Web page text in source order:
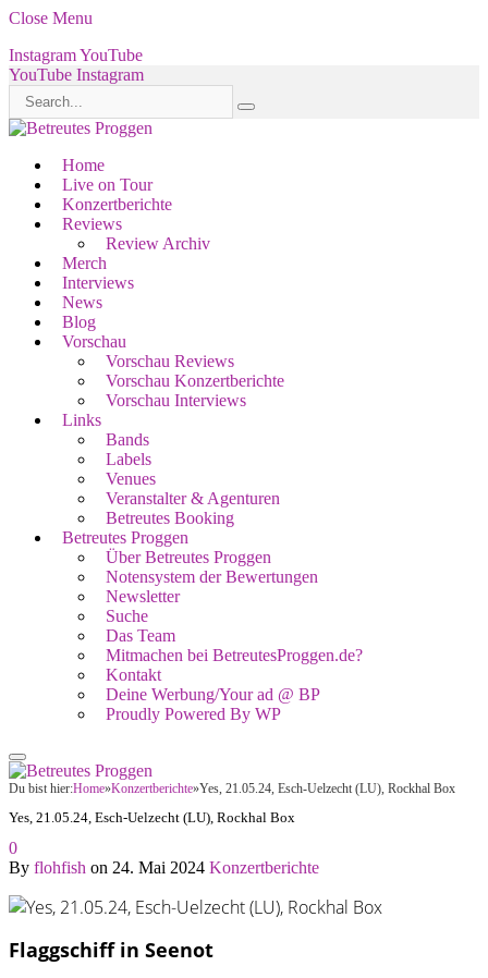
Close Menu
InstagramYouTube
YouTube Instagram
Home
Live on Tour
Konzertberichte
Reviews
Review Archiv
Merch
Interviews
News
Blog
Vorschau
Vorschau Reviews
Vorschau Konzertberichte
Vorschau Interviews
Links
Bands
Labels
Venues
Veranstalter & Agenturen
Betreutes Booking
Betreutes Proggen
Über Betreutes Proggen
Notensystem der Bewertungen
Newsletter
Suche
Das Team
Mitmachen bei BetreutesProggen.de?
Kontakt
Deine Werbung/Your ad @ BP
Proudly Powered By WP
Du bist hier:Home»Konzertberichte»Yes, 21.05.24, Esch-Uelzecht (LU), Rockhal Box
Yes, 21.05.24, Esch-Uelzecht (LU), Rockhal Box
0
By flohfish on 24. Mai 2024 Konzertberichte
Flaggschiff in Seenot